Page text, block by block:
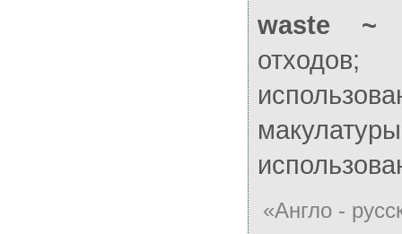
waste ~
отходов;
«Англо -